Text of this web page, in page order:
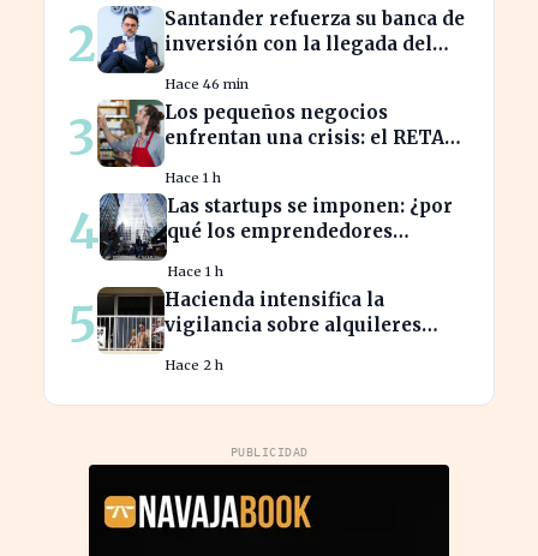
2
Santander refuerza su banca de
inversión con la llegada del
Hace 46 min
3
Los pequeños negocios
enfrentan una crisis: el RETA
Hace 1 h
4
Las startups se imponen: ¿por
qué los emprendedores
rezagados?
Hace 1 h
5
Hacienda intensifica la
vigilancia sobre alquileres
fraude
Hace 2 h
PUBLICIDAD